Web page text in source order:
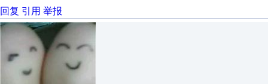
回复 引用 举报